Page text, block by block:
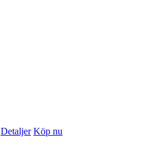
Detaljer Köp nu